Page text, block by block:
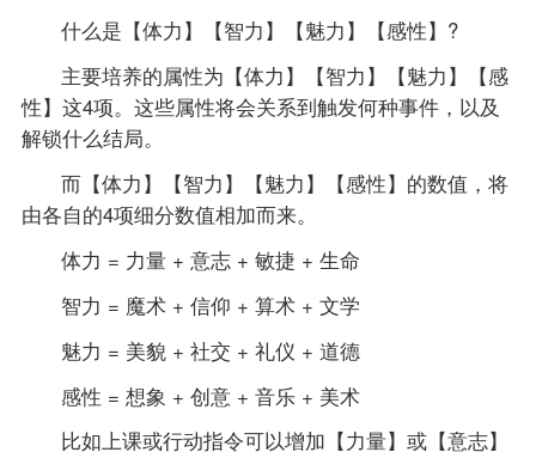
什么是【体力】【智力】【魅力】【感性】?
主要培养的属性为【体力】【智力】【魅力】【感
性】这4项。这些属性将会关系到触发何种事件，以及
解锁什么结局。
而【体力】【智力】【魅力】【感性】的数值，将
由各自的4项细分数值相加而来。
体力 = 力量 + 意志 + 敏捷 + 生命
智力 = 魔术 + 信仰 + 算术 + 文学
魅力 = 美貌 + 社交 + 礼仪 + 道德
感性 = 想象 + 创意 + 音乐 + 美术
比如上课或行动指令可以增加【力量】或【意志】